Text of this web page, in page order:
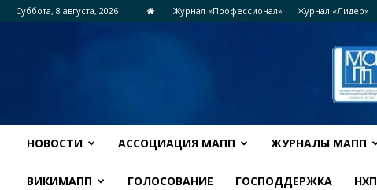
Суббота, 8 августа, 2026 Журнал «Профессионал» Журнал «Лидер»
НОВОСТИ АССОЦИАЦИЯ МАПП ЖУРНАЛЫ МАПП
ВИКИМАПП ГОЛОСОВАНИЕ ГОСПОДДЕРЖКА НХП